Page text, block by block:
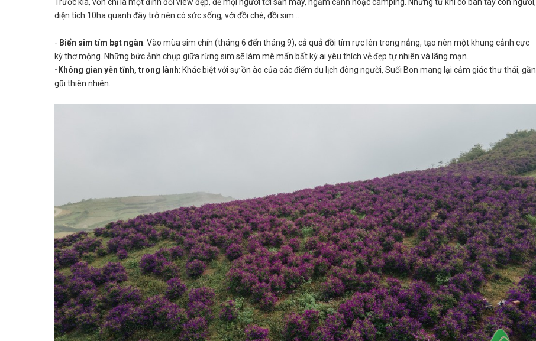
Trước kia, vốn chỉ là một đỉnh đồi view đẹp, để mọi người tới săn mây, ngắm cảnh hoặc camping. Nhưng từ khi có bàn tay con người,
diện tích 10ha quanh đây trở nên có sức sống, với đồi chè, đồi sim...
- Biển sim tím bạt ngàn: Vào mùa sim chín (tháng 6 đến tháng 9), cả quả đồi tím rực lên trong nắng, tạo nên một khung cảnh cực
kỳ thơ mộng. Những bức ảnh chụp giữa rừng sim sẽ làm mê mẩn bất kỳ ai yêu thích vẻ đẹp tự nhiên và lãng mạn.
-Không gian yên tĩnh, trong lành: Khác biệt với sự ồn ào của các điểm du lịch đông người, Suối Bon mang lại cảm giác thư thái, gần
gũi thiên nhiên.